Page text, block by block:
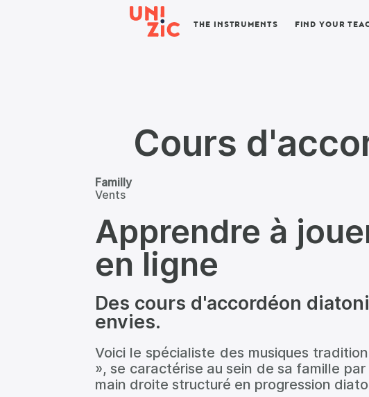
THE INSTRUMENTS FIND YOUR
Cours
Familly
Vents
Apprendre à
en ligne
Des cours d'accordéon
envies.
Voici le spécialiste des musiques
», se caractérise au sein de sa famille
main droite structuré en progression